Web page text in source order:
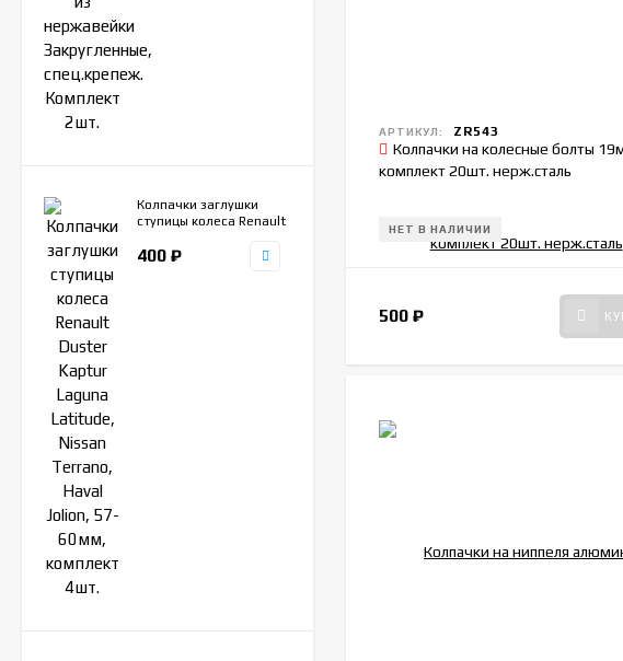
АРТИКУЛ: ZR543
Колпачки на колесные болты
комплект 20шт. нерж.сталь
НЕТ В НАЛИЧИИ
500 ₽
Колпачки заглушки
ступицы колеса Renault
Latitude, Nissan
400 ₽